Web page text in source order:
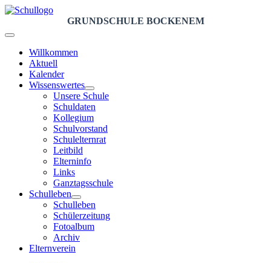
GRUNDSCHULE BOCKENEM
Willkommen
Aktuell
Kalender
Wissenswertes
Unsere Schule
Schuldaten
Kollegium
Schulvorstand
Schulelternrat
Leitbild
Elterninfo
Links
Ganztagsschule
Schulleben
Schulleben
Schülerzeitung
Fotoalbum
Archiv
Elternverein